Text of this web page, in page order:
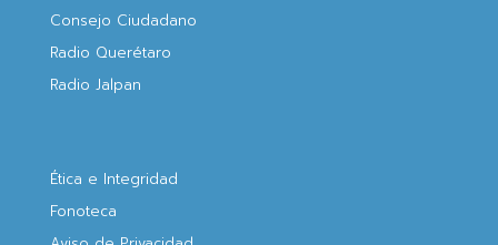
Consejo Ciudadano
Radio Querétaro
Radio Jalpan
Ética e Integridad
Fonoteca